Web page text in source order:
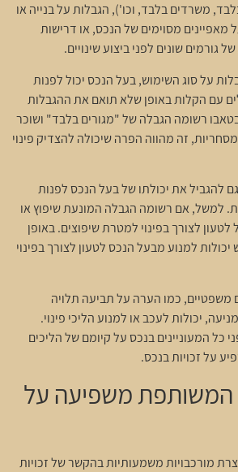
משרדים בלבד, וכו'), הגבלות על בנייה או
מאפיינים מסוימים של הנכס, או דרישות
גורמים שונים לפני ביצוע שינויים.
על סוג השימוש, בעל הנכס יכול לפנות
עם הקלות באופן שלא תואם את ההגבלות
רשומה הגבלה של "מגורים בלבד" ושוכר
זה מהווה הפרה שיכולה להצדיק פינוי
להגביל את יכולתו של בעל הנכס לפנות
למשל, אם רשומה הגבלה המונעת שיפוץ או
לטעון לצורך בפינוי למטרת שיפוצים. באופן
למנוע מבעל הנכס לטעון לצורך בפינוי
משפטיים, כמו הערה על תביעה תלויה
יכולות לעכב או למנוע הליכי פינוי.
כל המעוניינים בנכס על קיומם של הליכים
על זכויות בנכס.
המשותפת משפיעה על
מורכבויות משמעותיות בהקשר של זכויות